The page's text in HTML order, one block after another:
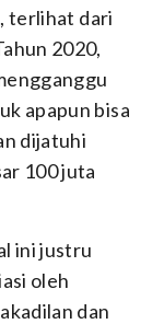
terlihat dari
2020,
apapun bisa
dijatuhi
100 juta
ini justru
oleh
dan